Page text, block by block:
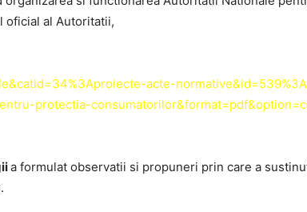
oficial al Autoritatii,
acte-
protectia-
a formulat observatii si propuneri prin care a